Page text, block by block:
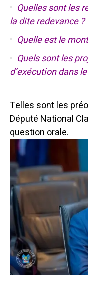
Quelles sont les
la dite redevance ?
Quelle est le
Quels sont les
d’exécution dans
Telles sont les
Député National
question orale.